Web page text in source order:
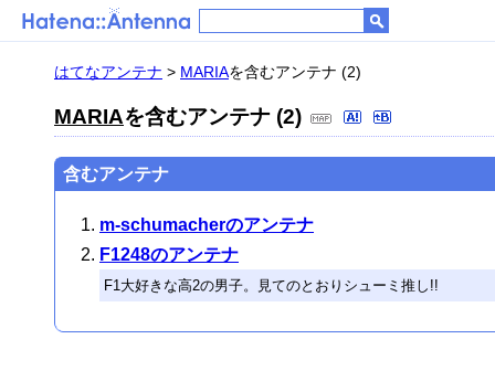
はてなアンテナ > MARIAを含むアンテナ (2)
MARIAを含むアンテナ (2)
含むアンテナ
m-schumacherのアンテナ
F1248のアンテナ
F1大好きな高2の男子。見てのとおりシューミ推し!!